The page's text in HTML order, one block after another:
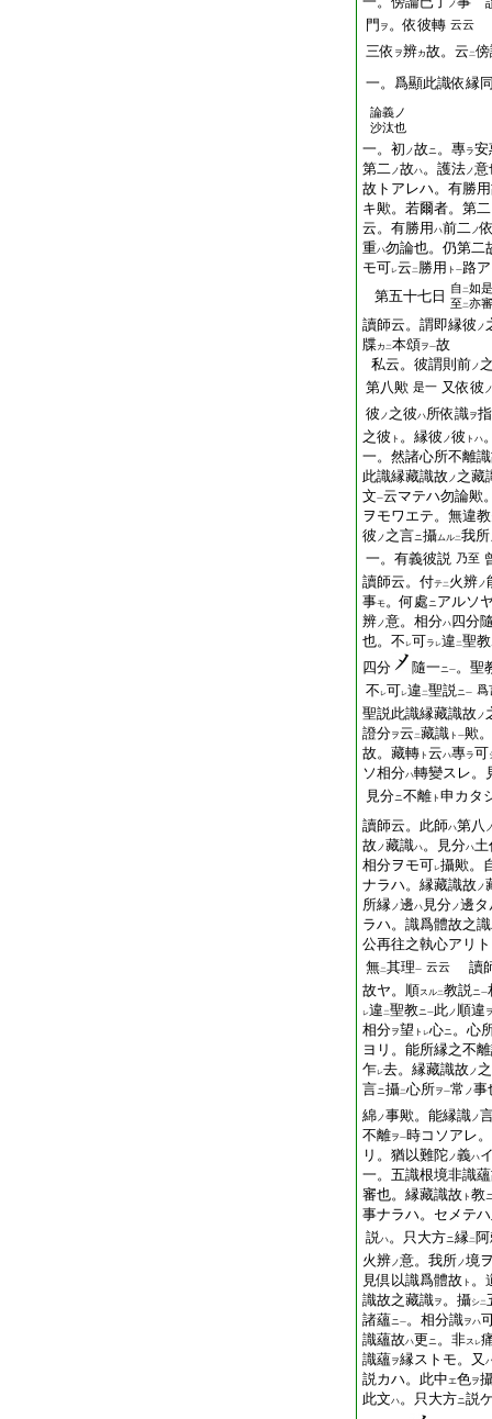
ノ
門 ヲ 。依彼轉 云云
三依 ヲ辨カ故。云 二
一。爲顯此識依縁
論義ノ
沙汰也
一。初 ノ故ニ。專ラ安
第二ノ故ハ。護法ノ
故トアレハ。有勝
キ歟。若爾者。第二
云。有勝用 ハ前二ノ
重ハ勿論也。仍第二
モ可レ云 二 勝用 ト 一路
第五十七日
自 二如
至 二亦
讀師云。謂即縁彼 ノ
牒カ 二本頌ヲ一故
私云。彼謂則前ノ
第八歟 是一 又依彼 ノ
彼 ノ 之彼ハ所依識ヲ指
之彼 ト 。縁彼 ノ彼 トハ
一。然諸心所不離
此識縁藏識故 ノ 之藏
文一云マテハ勿論歟
ヲモワエテ。無違
彼 ノ 之言ニ攝ムル二我所
一。有義彼説 乃至
讀師云。付テ二 火辨ノ
事モ。何處ニアルソ
辨ノ意。相分ハ四分
也。不 レ可ラ レ違 二聖教
四分 隨一ニ一。聖
不 レ可レ違 二聖説ニ一 爲
聖説此識縁藏識故 ノ
證分ヲ云 二藏識 ト 一歟
故。藏轉 ト 云ハ專ラ可
ソ相分ハ轉變スレ。
見分ニ不離 ト 申カタ
讀師云。此師ハ第八
故 ノ藏識ハ。見分ハ土
相分ヲモ可レ攝歟。
ナラハ。縁藏識故 ノ
所縁ノ邊ハ 見分ノ邊タ
ラハ。識爲體故之識
公再往之執心アリ
無二其理一 云云
讀
故ヤ。順スル二教説ニ一
レ違 二聖教ニ一此ノ 順違
相分ヲ望 ト レ心ニ。心
ヨリ。能所縁之不
乍レ去。縁藏識故 ノ
言ニ攝二心所ヲ一常 ノ事
綿ノ事歟。能縁識ノ
不離ヲ一時コソアレ
リ。猶以難陀ノ義ハ
一。五識根境非識
審也。縁藏識故 ト 教
事ナラハ。セメテ
説ハ。只大方ニ縁二
火辨ノ意。我所ノ境
見倶以識爲體故 ト 。
識故之藏識ヲ 。攝シ二
諸蘊ニ一。相分識ヲハ
識蘊故ハ更ニ。非ス レ
識蘊ヲ縁ストモ。又
説カハ。此中エ色ヲ
此文ハ。只大方ニ説